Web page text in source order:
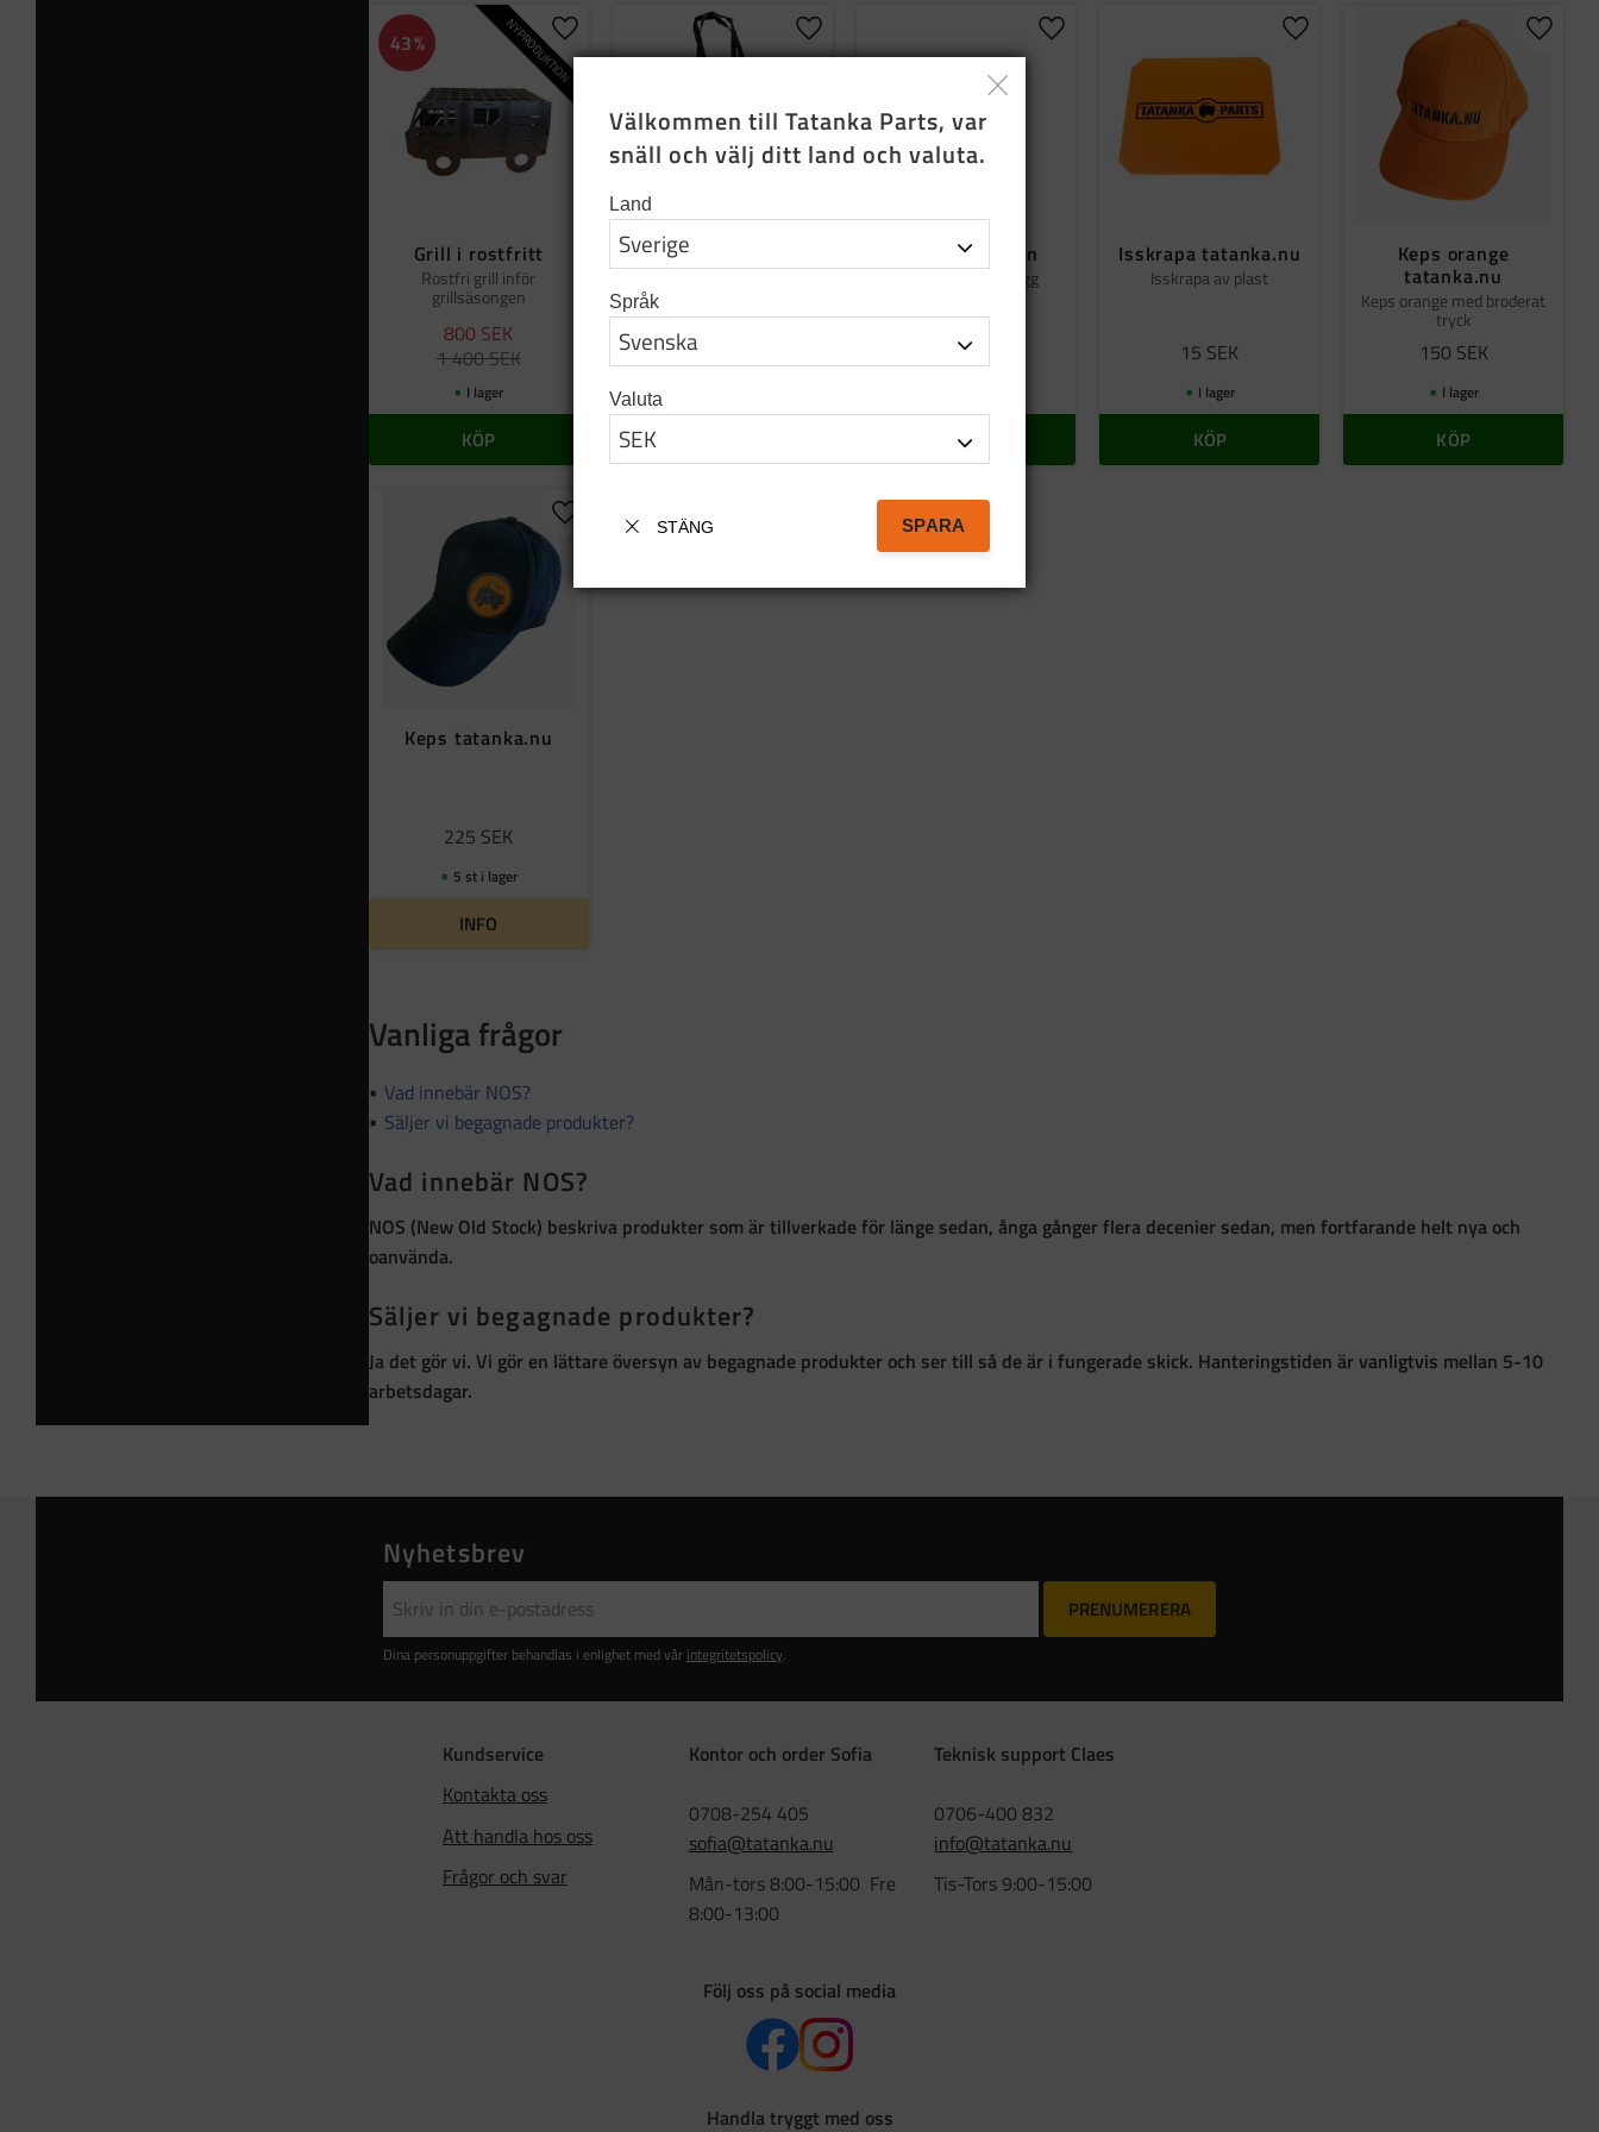
Grill i rostfritt
Rostfri grill inför
grillsäsongen
800 SEK
1 400SEK
43% NYPRODUKTIONLägg till i favoriter
I lager
KÖP
Bag tatanka.nu
95
Lägg till i favoriter
Emaljmugg grön
Graverad emaljmugg
159SEK
Lägg till i favoriter
KÖP
Isskrapa tatanka.nu
Isskrapa av plast
15 SEK
Lägg till i favoriter
I lager
KÖP
Keps orange
tatanka.nu
Keps orange med broderat
tryck
150 SEK
Lägg
I lager
KÖP
Keps tatanka.nu
225 SEK
Lägg till i favoriter
5 st i lager
INFO
Vanliga frågor
Vad innebär NOS?
Säljer vi begagnade produkter?
Vad innebär NOS?
NOS (New Old Stock) beskriva produkter som ärtillverkade för länge sedan, ånga gånger flera decenier sedan, men fortfarande helt nya och
oanvända.
Säljer vi begagnade produkter?
Ja det gör vi. Vi gör en lättare översyn av begagnade produkter och ser till så de är i fungerade skick. Hanteringstiden är vanligtvis mellan 5-10
arbetsdagar.
Nyhetsbrev
PRENUMERERA
Dina personuppgifter behandlas i enlighet med vår integritetspolicy.
Kundservice
Kontakta oss
Att handla hos oss
Frågor och svar
Kontor och order Sofia
0708-254 405
sofia@tatanka.nu
Mån-tors 8:00-15:00 Fre
8:00-13:00
Teknisk support Claes
0706-400 832
info@tatanka.nu
Tis-Tors 9:00-15:00
Följ oss på social media
Handla tryggt med oss
Välkommen till Tatanka Parts, var
snäll och välj ditt land och valuta.
Land
Språk
Valuta
STÄNG SPARA